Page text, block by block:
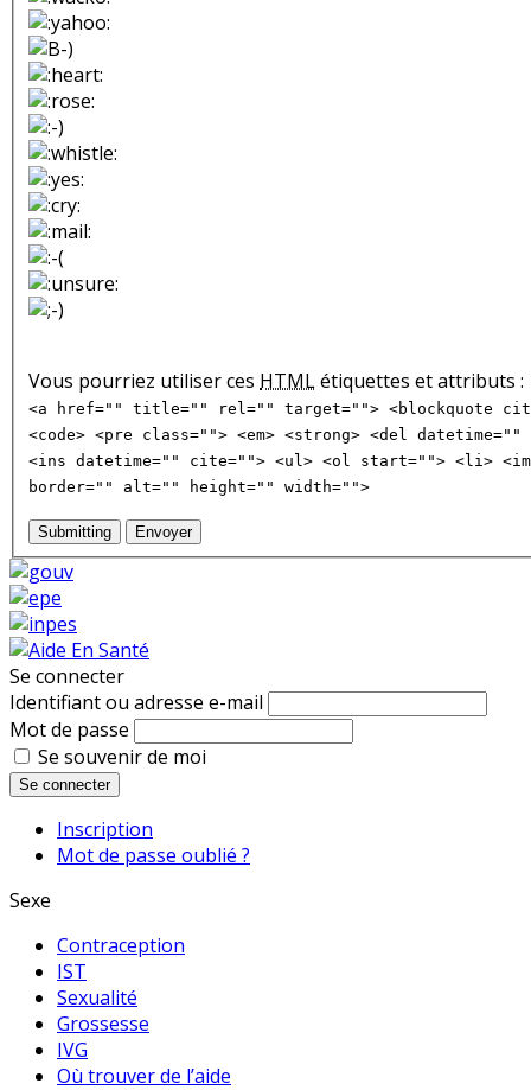
Vous pourriez utiliser ces HTMLétiquettes et attributs :
<a href="" title="" rel="" target=""> <blockquote
<code> <pre class=""> <em> <strong> <del
<ins datetime="" cite=""> <ul> <ol start=""> <li>
border="" alt="" height="" width="">
Submitting Envoyer
Se connecter
Identifiant ou adresse e-mail
Mot de passe
Se souvenir de moi
Se connecter
Inscription
Mot de passe oublié ?
Sexe
Contraception
IST
Sexualité
Grossesse
IVG
Où trouver de l’aide